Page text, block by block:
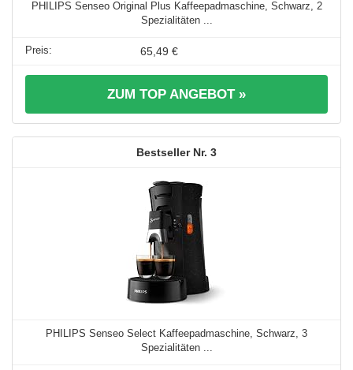
PHILIPS Senseo Original Plus Kaffeepadmaschine, Schwarz, 2
Spezialitäten ...
65,49 €
ZUM TOP ANGEBOT »
3
PHILIPS Senseo Select Kaffeepadmaschine, Schwarz, 3
Spezialitäten ...